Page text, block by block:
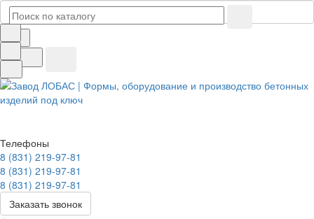
Телефоны
8 (831) 219-97-81
8 (831) 219-97-81
8 (831) 219-97-81
Заказать звонок